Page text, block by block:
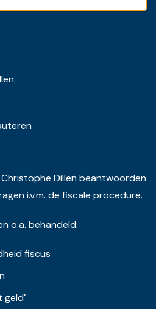
Dillen beantwoorden
i.v.m. de fiscale procedure.
o.a. behandeld:
fiscus
geld"